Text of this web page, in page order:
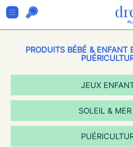
PRODUITS BÉBÉ & ENFANT
JEUX
SOLEIL &